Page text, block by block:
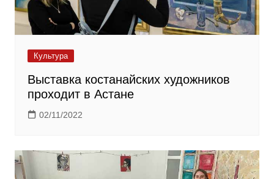
Культура
Выставка костанайских художников
проходит в Астане
02/11/2022